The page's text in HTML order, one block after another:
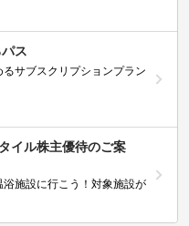
ス
サブスクリプションプラン
イル株主優待のご案
施設に行こう！対象施設が